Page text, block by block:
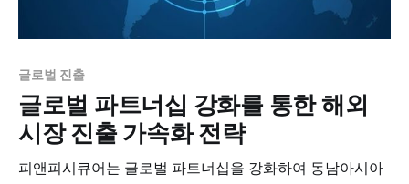
글로벌 진출
글로벌 파트너십 강화를 통한 해외
시장 진출 가속화 전략
피앤피시큐어는 글로벌 파트너십을 강화하여 동남아시아